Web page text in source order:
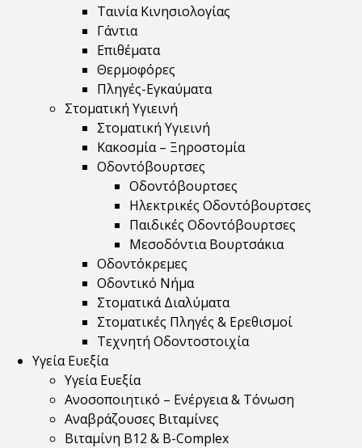
Ταινία Κινησιολογίας
Γάντια
Επιθέματα
Θερμοφόρες
Πληγές-Εγκαύματα
Στοματική Υγιεινή
Στοματική Υγιεινή
Κακοσμία – Ξηροστομία
Οδοντόβουρτσες
Οδοντόβουρτσες
Ηλεκτρικές Οδοντόβουρτσες
Παιδικές Οδοντόβουρτσες
Μεσοδόντια Βουρτσάκια
Οδοντόκρεμες
Οδοντικό Νήμα
Στοματικά Διαλύματα
Στοματικές Πληγές & Ερεθισμοί
Τεχνητή Οδοντοστοιχία
Υγεία Ευεξία
Υγεία Ευεξία
Ανοσοποιητικό – Ενέργεια & Τόνωση
Αναβράζουσες Βιταμίνες
Βιταμίνη B12 & Β-Complex